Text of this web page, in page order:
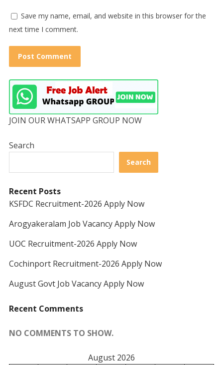
Save my name, email, and website in this browser for the
next time I comment.
JOIN OUR WHATSAPP GROUP NOW
Search
Search
Recent Posts
KSFDC Recruitment-2026 Apply Now
Arogyakeralam Job Vacancy Apply Now
UOC Recruitment-2026 Apply Now
Cochinport Recruitment-2026 Apply Now
August Govt Job Vacancy Apply Now
Recent Comments
NO COMMENTS TO SHOW.
August 2026